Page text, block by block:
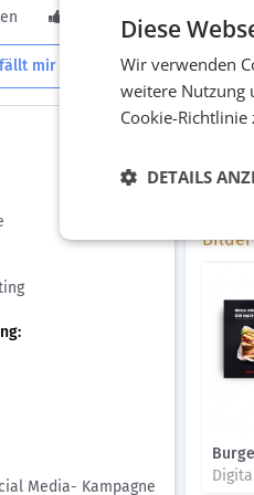
1 Gefällt
mir
Media- Kampagne
Wir
die
von
Bilder
Diese
Wir verwenden
weitere Nutzung
Cookie-Richtlinie
DETAILS